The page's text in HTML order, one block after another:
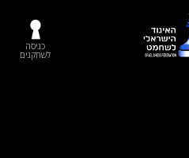
כניסה
לשחקנים